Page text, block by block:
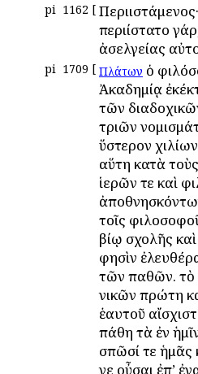
pi 1162 [
περιίστατο
ἀσελγείας
pi 1709 [ Πλάτων ὁ
Ἀκαδημίᾳ
τῶν
τριῶν
ὕστερον
αὕτη κατὰ
ἱερῶν τε καὶ
τοῖς
βίῳ σχολῆς
φησὶν
τῶν παθῶν. τὸ
νικῶν πρώτη
ἑαυτοῦ
πάθη τὰ ἐν
σπῶσί τε ἡμᾶς
γε οὖσαι ἐπ’